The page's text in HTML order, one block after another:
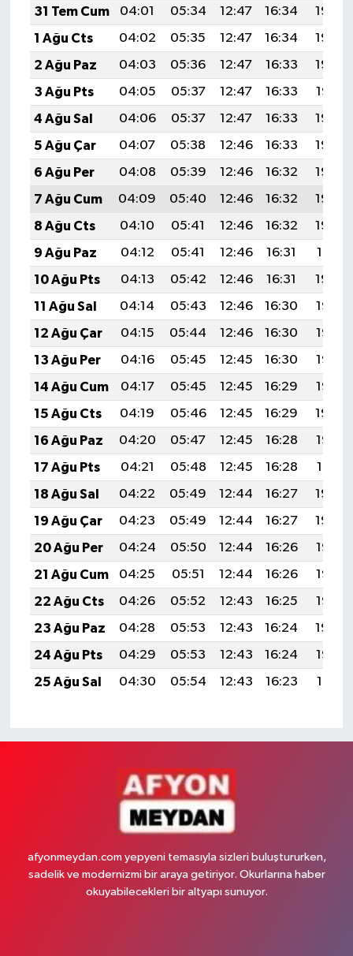
31 Tem Cum
04:01 05:34 12:47 16:34
19:49
1 Ağu Cts
04:02 05:35 12:47 16:34
19:49
2 Ağu Paz
04:03 05:36 12:47 16:33
19:48
3 Ağu Pts
04:05 05:37 12:47 16:33
19:47
4 Ağu Sal
04:06 05:37 12:47 16:33
19:46
5 Ağu Çar
04:07 05:38 12:46 16:33
19:45
6 Ağu Per
04:08 05:39 12:46 16:32
19:44
7 Ağu Cum
04:09 05:40 12:46 16:32
19:43
8 Ağu Cts
04:10 05:41 12:46 16:32
19:42
9 Ağu Paz
04:12 05:41 12:46 16:31
19:41
10 Ağu Pts
04:13 05:42 12:46 16:31
19:39
11 Ağu Sal
04:14 05:43 12:46 16:30
19:38
12 Ağu Çar
04:15 05:44 12:46 16:30
19:37
13 Ağu Per
04:16 05:45 12:45 16:30
19:36
14 Ağu Cum
04:17 05:45 12:45 16:29
19:35
15 Ağu Cts
04:19 05:46 12:45 16:29
19:34
16 Ağu Paz
04:20 05:47 12:45 16:28
19:33
17 Ağu Pts
04:21 05:48 12:45 16:28
19:31
18 Ağu Sal
04:22 05:49 12:44 16:27
19:30
19 Ağu Çar
04:23 05:49 12:44 16:27
19:29
20 Ağu Per
04:24 05:50 12:44 16:26
19:28
21 Ağu Cum
04:25 05:51 12:44 16:26
19:26
22 Ağu Cts
04:26 05:52 12:43 16:25
19:25
23 Ağu Paz
04:28 05:53 12:43 16:24
19:24
24 Ağu Pts
04:29 05:53 12:43 16:24
19:22
25 Ağu Sal
04:30 05:54 12:43 16:23 19:21
afyonmeydan.com yepyeni temasıyla sizleri buluştururken,
sadelik ve modernizmi bir araya getiriyor. Okurlarına haber
okuyabilecekleri bir altyapı sunuyor.